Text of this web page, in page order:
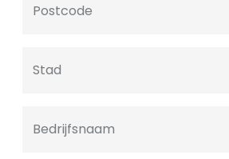
Postcode
Stad
Bedrijfsnaam